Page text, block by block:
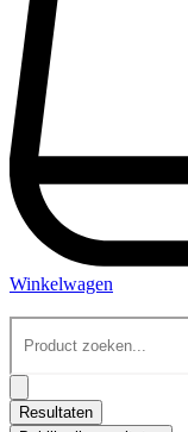
Winkelwagen
Search
Resultaten